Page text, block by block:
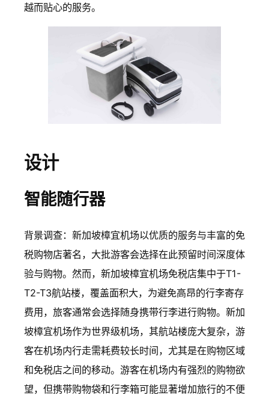
越而贴心的服务。
设计
智能随行器
背景调查：新加坡樟宜机场以优质的服务与丰富的免
税购物店著名，大批游客会选择在此预留时间深度体
验与购物。然而，新加坡樟宜机场免税店集中于T1-
T2-T3航站楼，覆盖面积大，为避免高昂的行李寄存
费用，旅客通常会选择随身携带行李进行购物。新加
坡樟宜机场作为世界级机场，其航站楼庞大复杂，游
客在机场内行走需耗费较长时间，尤其是在购物区域
和免税店之间的移动。游客在机场内有强烈的购物欲
望，但携带购物袋和行李箱可能显著增加旅行的不便